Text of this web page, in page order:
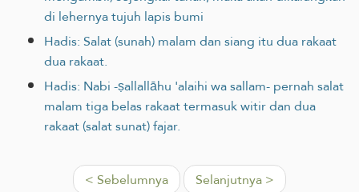
di lehernya tujuh lapis bumi
Hadis: Salat (sunah) malam dan siang itu dua rakaat
dua rakaat.
Hadis: Nabi -ṣallallāhu 'alaihi wa sallam- pernah salat
malam tiga belas rakaat termasuk witir dan dua
rakaat (salat sunat) fajar.
< Sebelumnya Selanjutnya >